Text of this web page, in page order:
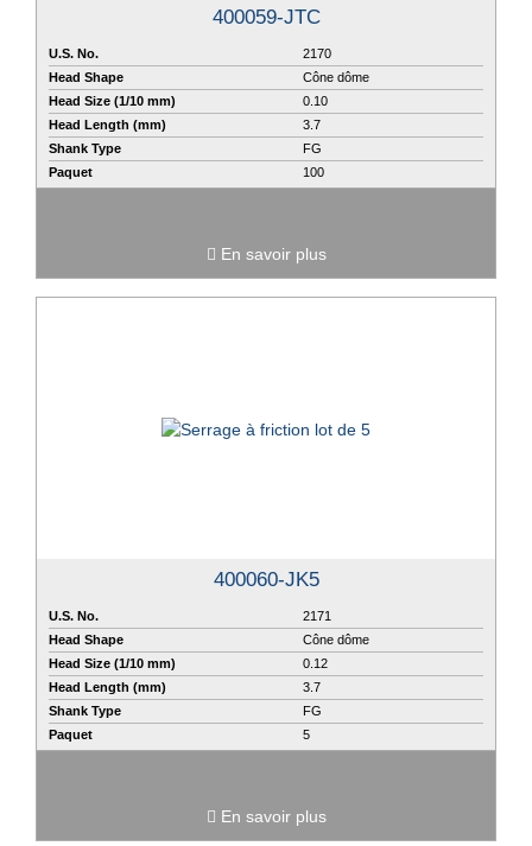
400059-JTC
U.S. No.
2170
Head Shape
Cône dôme
Head Size (1/10 mm)
0.10
Head Length (mm)
3.7
Shank Type
FG
Paquet
100
En savoir plus
400060-JK5
U.S. No.
2171
Head Shape
Cône dôme
Head Size (1/10 mm)
0.12
Head Length (mm)
3.7
Shank Type
FG
Paquet
5
En savoir plus